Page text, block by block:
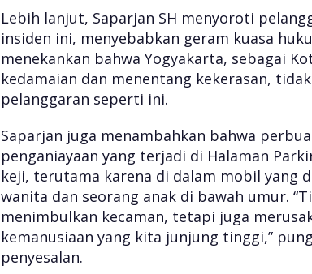
s
u
P
e
n
g
o
y
k
a
n
Lebih lanjut, Saparjan SH menyoroti
insiden ini, menyebabkan geram kuasa
menekankan bahwa Yogyakarta, sebagai
kedamaian dan menentang kekerasan,
pelanggaran seperti ini.
Saparjan juga menambahkan bahwa
penganiayaan yang terjadi di Halaman
keji, terutama karena di dalam mobil yang
wanita dan seorang anak di bawah umur.
menimbulkan kecaman, tetapi juga
kemanusiaan yang kita junjung tinggi,”
penyesalan.